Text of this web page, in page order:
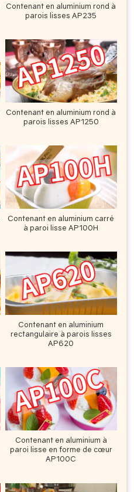
Contenant en aluminium rond à
parois lisses AP235
Contenant en aluminium rond à
parois lisses AP1250
Contenant en aluminium carré
à paroi lisse AP100H
Contenant en aluminium
rectangulaire à parois lisses
AP620
Contenant en aluminium à
paroi lisse en forme de cœur
AP100C